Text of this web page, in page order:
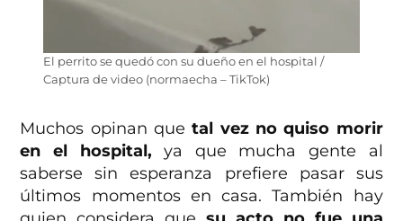
El perrito se quedó con su dueño en el hospital /
Captura de video (normaecha – TikTok)
Muchos opinan quetal vez no quiso morir
en el hospital,ya que mucha gente al
saberse sin esperanza prefiere pasar sus
últimos momentos en casa. También hay